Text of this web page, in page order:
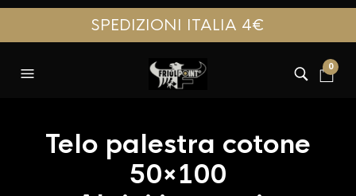
SPEDIZIONI ITALIA 4€
0
Telo palestra cotone
50×100